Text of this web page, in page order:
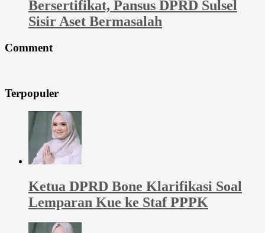
Bersertifikat, Pansus DPRD Sulsel
Sisir Aset Bermasalah
Comment
Terpopuler
Ketua DPRD Bone Klarifikasi Soal
Lemparan Kue ke Staf PPPK